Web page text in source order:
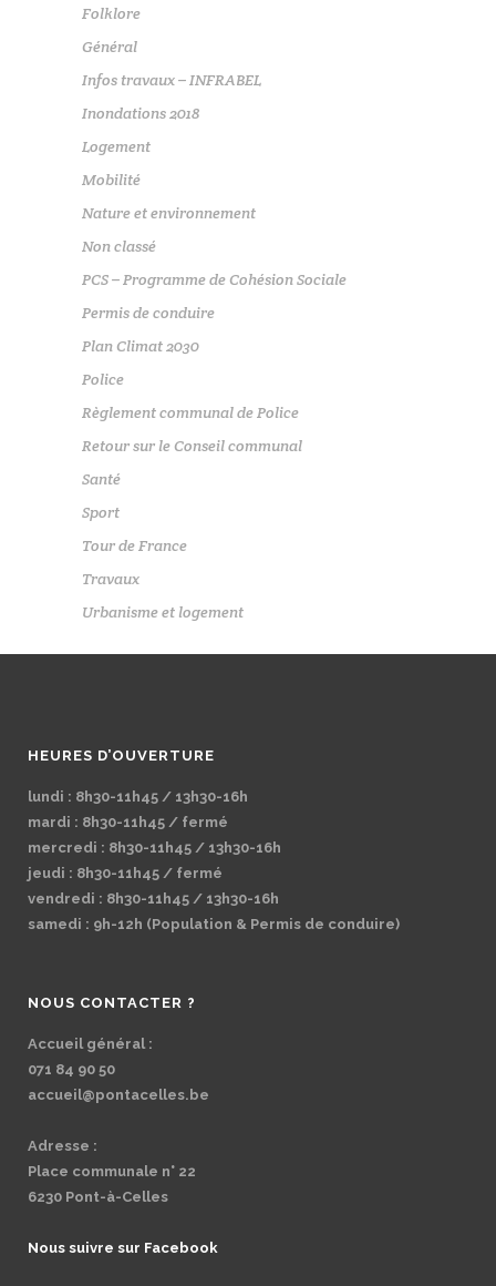
Folklore
Général
Infos travaux – INFRABEL
Inondations 2018
Logement
Mobilité
Nature et environnement
Non classé
PCS – Programme de Cohésion Sociale
Permis de conduire
Plan Climat 2030
Police
Règlement communal de Police
Retour sur le Conseil communal
Santé
Sport
Tour de France
Travaux
Urbanisme et logement
HEURES D’OUVERTURE
lundi : 8h30-11h45 / 13h30-16h
mardi : 8h30-11h45 / fermé
mercredi : 8h30-11h45 / 13h30-16h
jeudi : 8h30-11h45 / fermé
vendredi : 8h30-11h45 / 13h30-16h
samedi : 9h-12h (Population & Permis de conduire)
NOUS CONTACTER ?
Accueil général :
071 84 90 50
accueil@pontacelles.be
Adresse :
Place communale n° 22
6230 Pont-à-Celles
Nous suivre sur Facebook